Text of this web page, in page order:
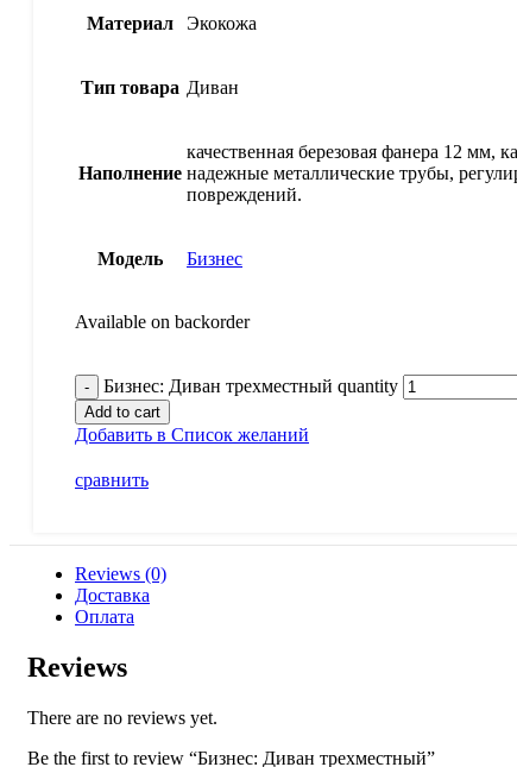
Материал Экокожа
Тип товара Диван
Наполнение
качественная березовая фанера 12
надежные металлические трубы,
повреждений.
Модель Бизнес
Available on backorder
Бизнес: Диван трехместный quantity
Add to cart
Добавить в Список желаний
сравнить
Reviews (0)
Доставка
Оплата
Reviews
There are no reviews yet.
Be the first to review “Бизнес: Диван трехместный”